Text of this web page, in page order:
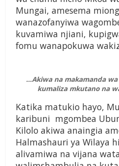
Mungai, amesema
wanazofanyiwa
kuvamiwa njiani,
fomu wanapokuwa
…Akiwa na makamanda
kumaliza mkutano na
Katika matukio hayo,
karibuni mgombea
Kilolo akiwa anaingia
Halmashauri ya Wilaya
alivamiwa na vijana